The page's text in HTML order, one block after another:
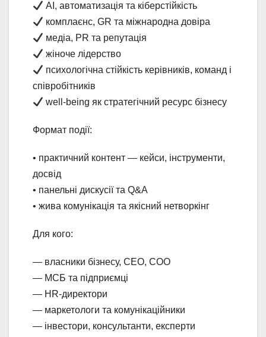
AI, автоматизація та кіберстійкість
комплаєнс, GR та міжнародна довіра
медіа, PR та репутація
жіноче лідерство
психологічна стійкість керівників, команд і
співробітників
well-being як стратегічний ресурс бізнесу
Формат події:
• практичний контент — кейси, інструменти,
досвід
• панельні дискусії та Q&A
• жива комунікація та якісний нетворкінг
Для кого:
— власники бізнесу, CEO, COO
— МСБ та підприємці
— HR-директори
— маркетологи та комунікаційники
— інвестори, консультанти, експерти